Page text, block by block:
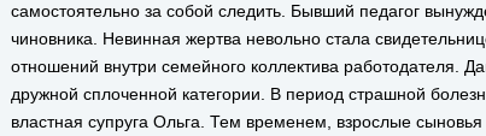
самостоятельно за собой следить. Бывший педагог
чиновника. Невинная жертва невольно стала
отношений внутри семейного коллектива работодателя.
дружной сплоченной категории. В период страшной
властная супруга Ольга. Тем временем, взрослые